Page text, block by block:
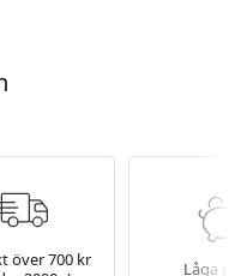
över 700 kr
Låga